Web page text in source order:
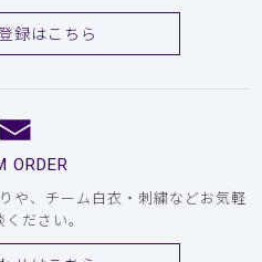
録はこちら
ORDER
や、チーム白衣・刺繍などお気軽
ださい。